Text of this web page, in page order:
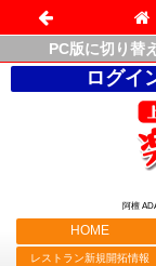
PC版に切り替
ログイ
阿檀
HOME
レストラン新規開拓情報